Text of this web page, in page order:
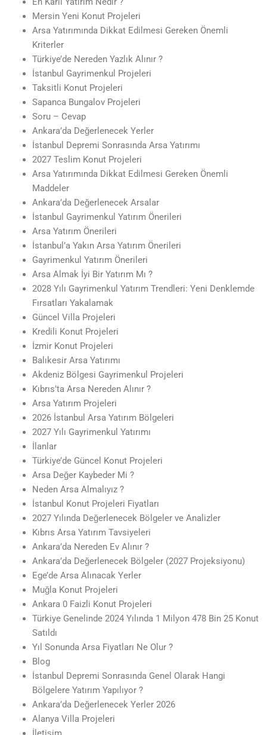
Mersin Yeni Konut Projeleri
Arsa Yatırımında Dikkat Edilmesi Gereken Önemli
Kriterler
Türkiye’de Nereden Yazlık Alınır ?
İstanbul Gayrimenkul Projeleri
Taksitli Konut Projeleri
Sapanca Bungalov Projeleri
Soru – Cevap
Ankara’da Değerlenecek Yerler
İstanbul Depremi Sonrasında Arsa Yatırımı
2027 Teslim Konut Projeleri
Arsa Yatırımında Dikkat Edilmesi Gereken Önemli
Maddeler
Ankara’da Değerlenecek Arsalar
İstanbul Gayrimenkul Yatırım Önerileri
Arsa Yatırım Önerileri
İstanbul’a Yakın Arsa Yatırım Önerileri
Gayrimenkul Yatırım Önerileri
Arsa Almak İyi Bir Yatırım Mı ?
2028 Yılı Gayrimenkul Yatırım Trendleri: Yeni Denklemde
Fırsatları Yakalamak
Güncel Villa Projeleri
Kredili Konut Projeleri
İzmir Konut Projeleri
Balıkesir Arsa Yatırımı
Akdeniz Bölgesi Gayrimenkul Projeleri
Kıbrıs’ta Arsa Nereden Alınır ?
Arsa Yatırım Projeleri
2026 İstanbul Arsa Yatırım Bölgeleri
2027 Yılı Gayrimenkul Yatırımı
İlanlar
Türkiye’de Güncel Konut Projeleri
Arsa Değer Kaybeder Mi ?
Neden Arsa Almalıyız ?
İstanbul Konut Projeleri Fiyatları
2027 Yılında Değerlenecek Bölgeler ve Analizler
Kıbrıs Arsa Yatırım Tavsiyeleri
Ankara’da Nereden Ev Alınır ?
Ankara’da Değerlenecek Bölgeler (2027 Projeksiyonu)
Ege’de Arsa Alınacak Yerler
Muğla Konut Projeleri
Ankara 0 Faizli Konut Projeleri
Türkiye Genelinde 2024 Yılında 1 Milyon 478 Bin 25 Konut
Satıldı
Yıl Sonunda Arsa Fiyatları Ne Olur ?
Blog
İstanbul Depremi Sonrasında Genel Olarak Hangi
Bölgelere Yatırım Yapılıyor ?
Ankara’da Değerlenecek Yerler 2026
Alanya Villa Projeleri